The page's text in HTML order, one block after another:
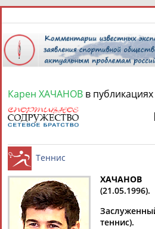
8 августа
СПОРТСМЕНЫ, ТРЕНЕРЫ И
Найдено: 13181персон
Карен ХАЧАНОВ в публикациях
Теннис
ХАЧАНОВ
(21.05.1996).
теннис).